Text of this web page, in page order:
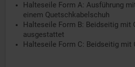
Halteseile Form A: Ausführung
einem Quetschkabelschuh
Halteseile Form B: Beidseitig mit
ausgestattet
Halteseile Form C: Beidseitig mit